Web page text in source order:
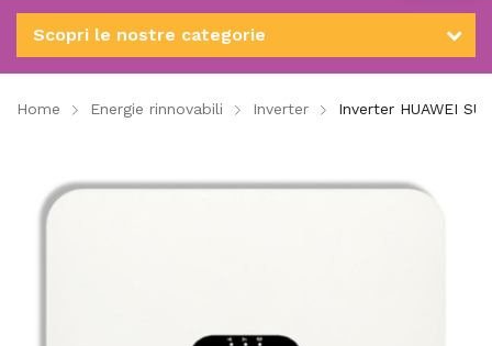
Scopri le nostre categorie
Home Energie rinnovabili Inverter Inverter HUAWEI